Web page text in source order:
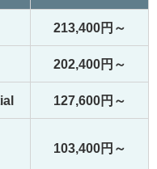
213,400円～
202,400円～
127,600円～
103,400円～